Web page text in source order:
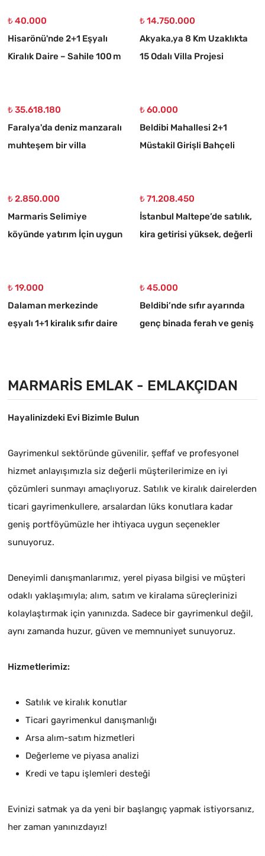
₺ 40.000
Hisarönü'nde 2+1 Eşyalı
Kiralık Daire – Sahile 100 m
₺ 14.750.000
Akyaka,ya 8 Km Uzaklıkta
15 Odalı Villa Projesi
₺ 35.618.180
Faralya'da deniz manzaralı
muhteşem bir villa
₺ 60.000
Beldibi Mahallesi 2+1
Müstakil Girişli Bahçeli
₺ 2.850.000
Marmaris Selimiye
köyünde yatırım İçin uygun
₺ 71.208.450
İstanbul Maltepe’de satılık,
kira getirisi yüksek, değerli
₺ 19.000
Dalaman merkezinde
eşyalı 1+1 kiralık sıfır daire
₺ 45.000
Beldibi’nde sıfır ayarında
genç binada ferah ve geniş
MARMARIS EMLAK - EMLAKÇIDAN
Hayalinizdeki Evi Bizimle Bulun
Gayrimenkul sektöründe güvenilir, şeffaf ve profesyonel
hizmet anlayışımızla siz değerli müşterilerimize en iyi
çözümleri sunmayı amaçlıyoruz. Satılık ve kiralık dairelerden
ticari gayrimenkullere, arsalardan lüks konutlara kadar
geniş portföyümüzle her ihtiyaca uygun seçenekler
sunuyoruz.
Deneyimli danışmanlarımız, yerel piyasa bilgisi ve müşteri
odaklı yaklaşımıyla; alım, satım ve kiralama süreçlerinizi
kolaylaştırmak için yanınızda. Sadece bir gayrimenkul değil,
aynı zamanda huzur, güven ve memnuniyet sunuyoruz.
Hizmetlerimiz:
Satılık ve kiralık konutlar
Ticari gayrimenkul danışmanlığı
Arsa alım-satım hizmetleri
Değerleme ve piyasa analizi
Kredi ve tapu işlemleri desteği
Evinizi satmak ya da yeni bir başlangıç yapmak istiyorsanız,
her zaman yanınızdayız!